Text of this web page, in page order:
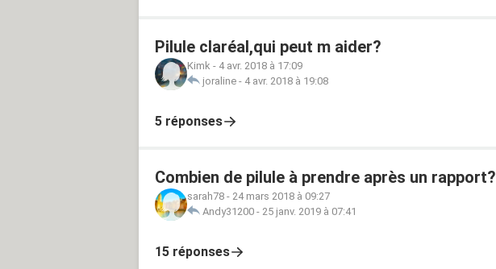
Pilule claréal,qui peut m aider?
Kimk - 4 avr. 2018 à 17:09
joraline - 4 avr. 2018 à 19:08
5 réponses
Combien de pilule à prendre après un rapport?
sarah78 - 24 mars 2018 à 09:27
Andy31200 - 25 janv. 2019 à 07:41
15 réponses